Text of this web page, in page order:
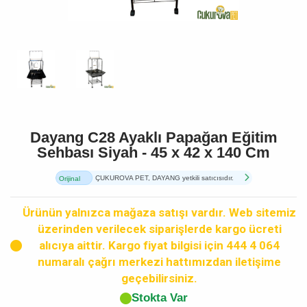
Dayang C28 Ayaklı Papağan Eğitim
Sehbası Siyah - 45 x 42 x 140 Cm
Orijinal
ÇUKUROVA PET, DAYANG yetkili satıcısıdır.
Ürünün yalnızca mağaza satışı vardır. Web sitemiz
üzerinden verilecek siparişlerde kargo ücreti
alıcıya aittir. Kargo fiyat bilgisi için 444 4 064
numaralı çağrı merkezi hattımızdan iletişime
geçebilirsiniz.
Stokta Var